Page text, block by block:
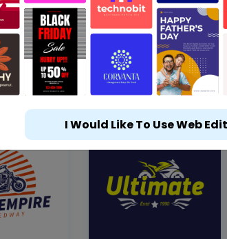
I Would Like To Use Web